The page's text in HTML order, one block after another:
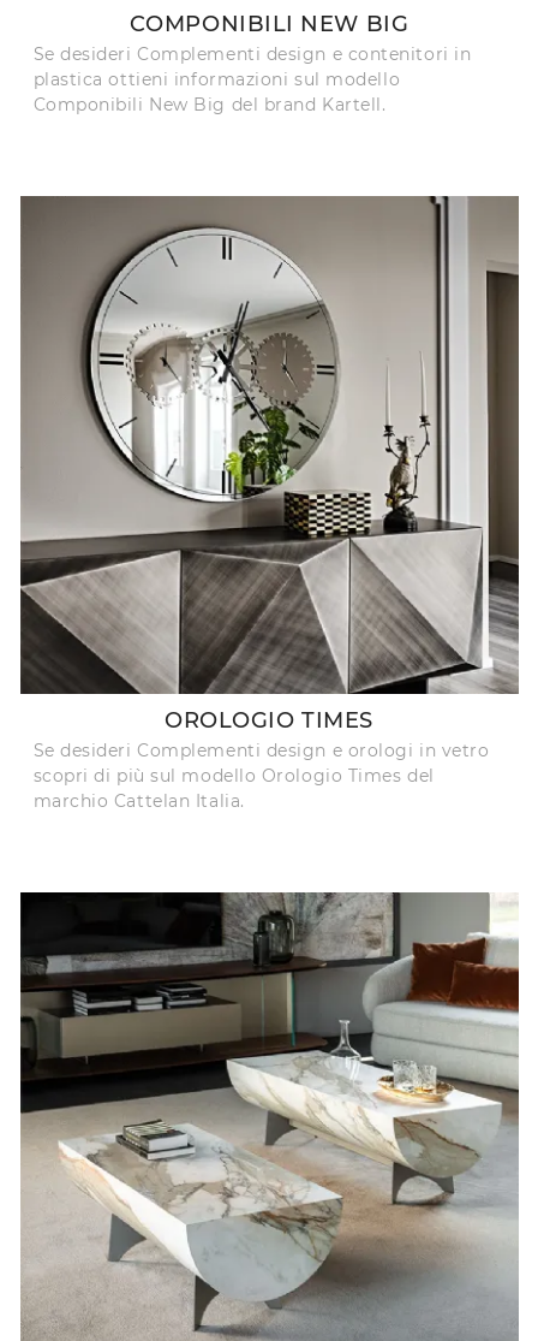
COMPONIBILI NEW BIG
Se desideri Complementi design e contenitori in
plastica ottieni informazioni sul modello
Componibili New Big del brand Kartell.
OROLOGIO TIMES
Se desideri Complementi design e orologi in vetro
scopri di più sul modello Orologio Times del
marchio Cattelan Italia.